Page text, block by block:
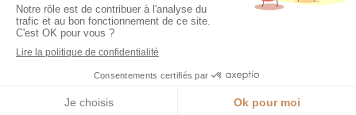
Appeler Localisation
Création et référencement du site par Simplébo
Ce site est parrainé par laChambre Syndicale de la Sophrologie